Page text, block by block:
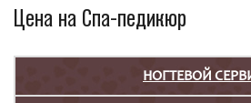
Цена на Спа-педикюр
НОГТЕВОЙ